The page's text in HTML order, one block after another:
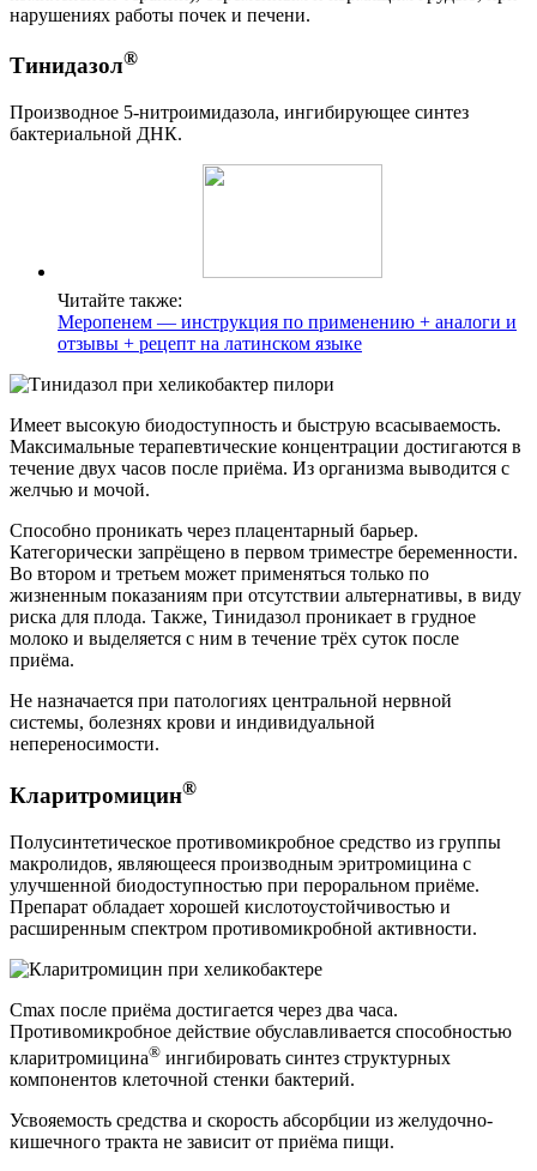
нарушениях работы почек и печени.
Тинидазол®
Производное 5-нитроимидазола, ингибирующее синтез
бактериальной ДНК.
Читайте также:
Меропенем — инструкция по применению + аналоги и
отзывы + рецепт на латинском языке
Имеет высокую биодоступность и быструю всасываемость.
Максимальные терапевтические концентрации достигаются в
течение двух часов после приёма. Из организма выводится с
желчью и мочой.
Способно проникать через плацентарный барьер.
Категорически запрёщено в первом триместре беременности.
Во втором и третьем может применяться только по
жизненным показаниям при отсутствии альтернативы, в виду
риска для плода. Также, Тинидазол проникает в грудное
молоко и выделяется с ним в течение трёх суток после
приёма.
Не назначается при патологиях центральной нервной
системы, болезнях крови и индивидуальной
непереносимости.
Кларитромицин®
Полусинтетическое противомикробное средство из группы
макролидов, являющееся производным эритромицина с
улучшенной биодоступностью при пероральном приёме.
Препарат обладает хорошей кислотоустойчивостью и
расширенным спектром противомикробной активности.
Cmax после приёма достигается через два часа.
Противомикробное действие обуславливается способностью
кларитромицина® ингибировать синтез структурных
компонентов клеточной стенки бактерий.
Усвояемость средства и скорость абсорбции из желудочно-
кишечного тракта не зависит от приёма пищи.